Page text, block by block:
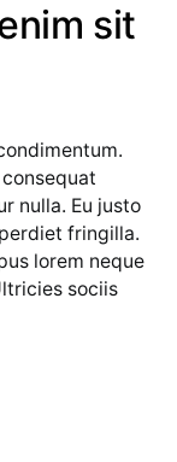
sit
nulla. Eu justo
fringilla.
lorem neque
sociis